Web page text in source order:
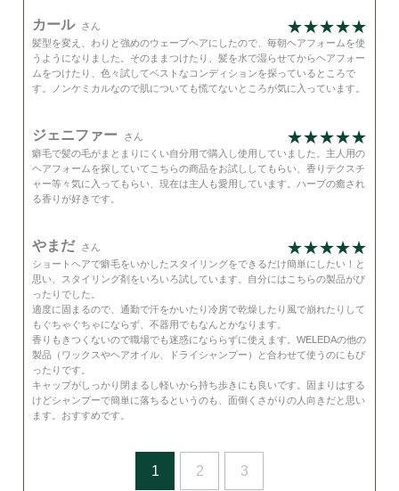
カール
さん
髪型を変え、わりと強めのウェーブヘアにしたので、毎朝ヘアフォームを使
うようになりました。そのままつけたり、髪を水で湿らせてからヘアフォー
ムをつけたり、色々試してベストなコンディションを探っているところで
す。ノンケミカルなので肌についても慌てないところが気に入っています。
ジェニファー
さん
癖毛で髪の毛がまとまりにくい自分用で購入し使用していました。主人用の
ヘアフォームを探していてこちらの商品をお試ししてもらい、香りテクスチ
ャー等々気に入ってもらい、現在は主人も愛用しています。ハーブの癒され
る香りが好きです。
やまだ
さん
ショートヘアで癖毛をいかしたスタイリングをできるだけ簡単にしたい！と
思い、スタイリング剤をいろいろ試しています。自分にはこちらの製品がぴ
ったりでした。
適度に固まるので、通勤で汗をかいたり冷房で乾燥したり風で崩れたりして
もぐちゃぐちゃにならず、不器用でもなんとかなります。
香りもきつくないので職場でも迷惑になららずに使えます。WELEDAの他の
製品（ワックスやヘアオイル、ドライシャンプー）と合わせて使うのにもぴ
ったりです。
キャップがしっかり閉まるし軽いから持ち歩きにも良いです。固まりはする
けどシャンプーで簡単に落ちるというのも、面倒くさがりの人向きだと思い
ます。おすすめです。
1 2 3